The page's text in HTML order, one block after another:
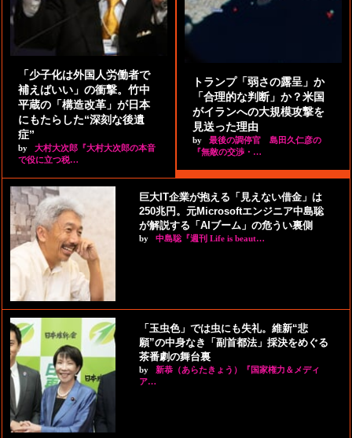
「少子化は外国人労働者で
補えばいい」の衝撃。竹中
平蔵の「構造改革」が日本
にもたらした“深刻な後遺
症”
by
大村大次郎『大村大次郎の本音
で役に立つ税…
トランプ「弱さの露呈」か
「合理的な判断」か？米国
がイランへの大規模攻撃を
見送った理由
by
最後の調停官 島田久仁彦の
『無敵の交渉・…
巨大IT企業が抱える「見えない借金」は
250兆円。元Microsoftエンジニア中島聡
が解説する「AIブーム」の危うい裏側
by 中島聡『週刊 Life is beaut…
「玉虫色」では虫にも失礼。維新“悲
願”の中身なき「副首都法」採決をめぐる
茶番劇の舞台裏
by
新恭（あらたきょう）『国家権力＆メディ
ア…